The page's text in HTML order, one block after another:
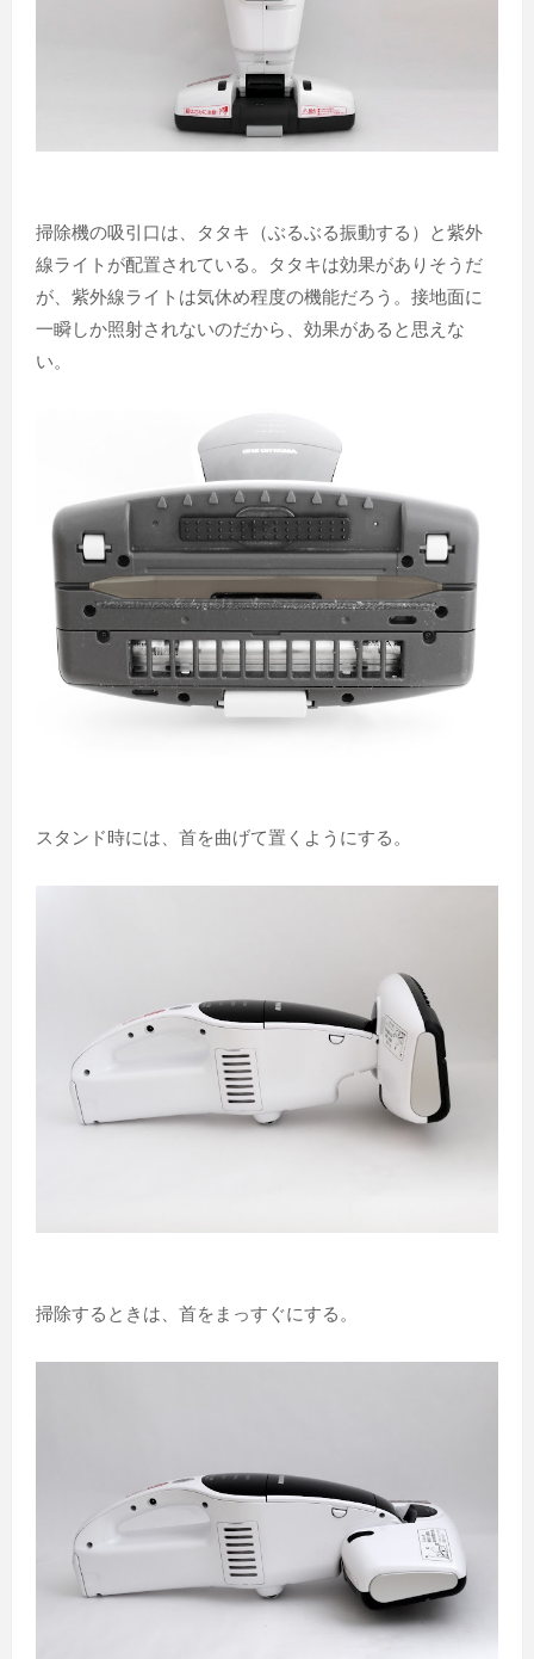
掃除機の吸引口は、タタキ（ぶるぶる振動する）と紫外
線ライトが配置されている。タタキは効果がありそうだ
が、紫外線ライトは気休め程度の機能だろう。接地面に
一瞬しか照射されないのだから、効果があると思えな
い。
スタンド時には、首を曲げて置くようにする。
掃除するときは、首をまっすぐにする。